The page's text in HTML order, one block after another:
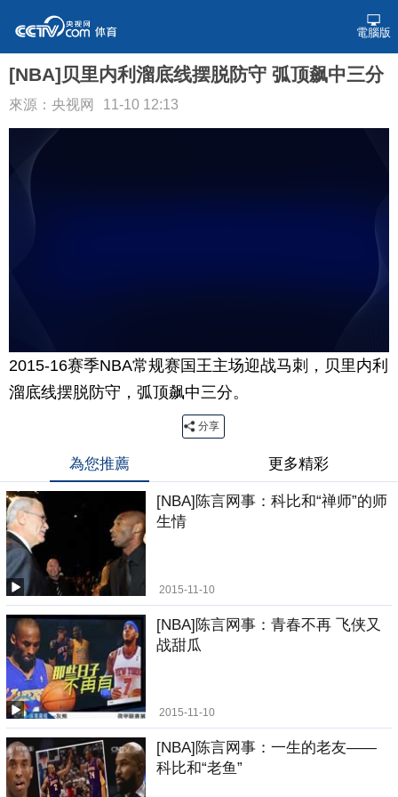
電腦版
[NBA]贝里内利溜底线摆脱防守 弧顶飙中三分
來源：央视网 11-10 12:13
2015-16赛季NBA常规赛国王主场迎战马刺，贝里内利
溜底线摆脱防守，弧顶飙中三分。
分享
為您推薦 更多精彩
[NBA]陈言网事：科比和“禅师”的师
生情
2015-11-10
[NBA]陈言网事：青春不再 飞侠又
战甜瓜
2015-11-10
[NBA]陈言网事：一生的老友——
科比和“老鱼”